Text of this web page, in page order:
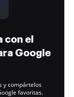
con el
Google
y compártelos
favoritas.